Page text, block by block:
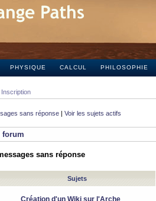
PHYSIQUE CALCUL PHILOSOPHIE
Inscription
sans réponse | Voir les sujets actifs
forum
sans réponse
Sujets
Création d'un Wiki sur l'Arche